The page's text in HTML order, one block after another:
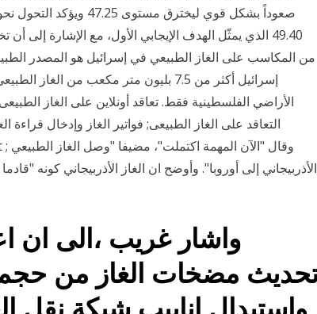
صعوداً بشكل قوي ليخترق
49.40 الذي يمثّل الهدف الإيجابي الأول، مع الإشارة
إسرائيل أكثر من 7.5 بليون متر مكعب من
الأراضي الفلسطينية فقط. تعاقد أونلاين على الغاز
التعاقد على الغاز الطبيعى; فواتير الغاز وإدخال
الأذربيجاني إلى أوروبا". وأوضح ان الغاز الأذربيجاني
واشار غريب ،الى ان